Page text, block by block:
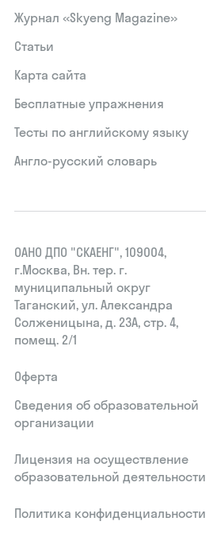
Журнал «Skyeng Magazine»
Статьи
Карта сайта
Бесплатные упражнения
Тесты по английскому языку
Англо-русский словарь
ОАНО ДПО "СКАЕНГ", 109004,
г.Москва, Вн. тер. г.
муниципальный округ
Таганский, ул. Александра
Солженицына, д. 23А, стр. 4,
помещ. 2/1
Оферта
Сведения об образовательной
организации
Лицензия на осуществление
образовательной деятельности
Политика конфиденциальности